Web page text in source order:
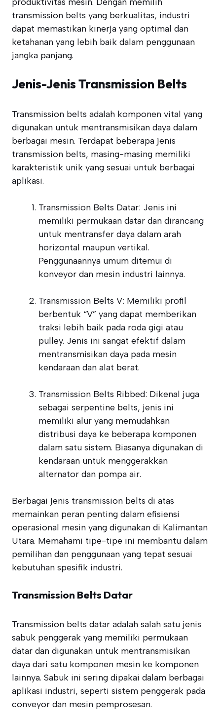
transmission belts yang berkualitas, industri
dapat memastikan kinerja yang optimal dan
ketahanan yang lebih baik dalam penggunaan
jangka panjang.
Jenis-Jenis Transmission Belts
Transmission belts adalah komponen vital yang
digunakan untuk mentransmisikan daya dalam
berbagai mesin. Terdapat beberapa jenis
transmission belts, masing-masing memiliki
karakteristik unik yang sesuai untuk berbagai
aplikasi.
Transmission Belts Datar: Jenis ini
memiliki permukaan datar dan dirancang
untuk mentransfer daya dalam arah
horizontal maupun vertikal.
Penggunaannya umum ditemui di
konveyor dan mesin industri lainnya.
Transmission Belts V: Memiliki profil
berbentuk “V” yang dapat memberikan
traksi lebih baik pada roda gigi atau
pulley. Jenis ini sangat efektif dalam
mentransmisikan daya pada mesin
kendaraan dan alat berat.
Transmission Belts Ribbed: Dikenal juga
sebagai serpentine belts, jenis ini
memiliki alur yang memudahkan
distribusi daya ke beberapa komponen
dalam satu sistem. Biasanya digunakan di
kendaraan untuk menggerakkan
alternator dan pompa air.
Berbagai jenis transmission belts di atas
memainkan peran penting dalam efisiensi
operasional mesin yang digunakan di Kalimantan
Utara. Memahami tipe-tipe ini membantu dalam
pemilihan dan penggunaan yang tepat sesuai
kebutuhan spesifik industri.
Transmission Belts Datar
Transmission belts datar adalah salah satu jenis
sabuk penggerak yang memiliki permukaan
datar dan digunakan untuk mentransmisikan
daya dari satu komponen mesin ke komponen
lainnya. Sabuk ini sering dipakai dalam berbagai
aplikasi industri, seperti sistem penggerak pada
conveyor dan mesin pemprosesan.